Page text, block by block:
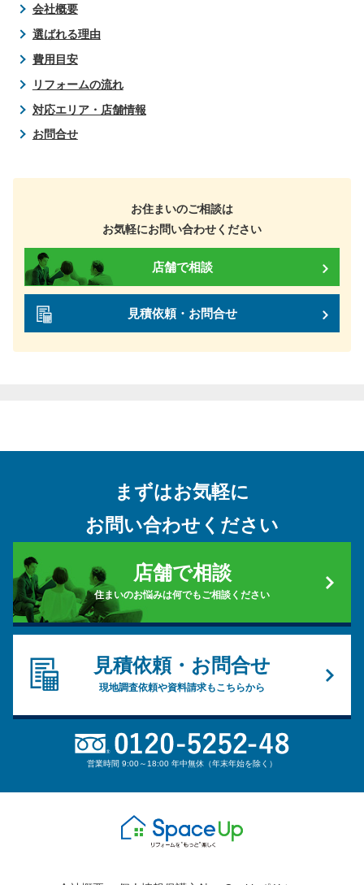
会社概要
選ばれる理由
費用目安
リフォームの流れ
対応エリア・店舗情報
お問合せ
お住まいのご相談は
お気軽にお問い合わせください
店舗で相談
見積依頼・お問合せ
まずはお気軽に
お問い合わせください
店舗で相談
住まいのお悩みは何でもご相談ください
見積依頼・お問合せ
現地調査依頼や資料請求もこちらから
営業時間 9:00～18:00 年中無休（年末年始を除く）